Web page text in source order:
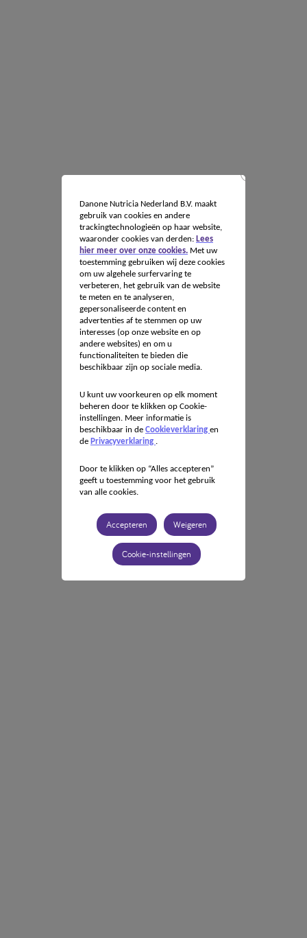
Danone Nutricia Nederland B.V. maakt
gebruik van cookies en andere
trackingtechnologieën op haar website,
waaronder cookies van derden: Lees
hier meer over onze cookies.Met uw
toestemming gebruiken wij deze cookies
om uw algehele surfervaring te
verbeteren, het gebruik van de website
te meten en te analyseren,
gepersonaliseerde content en
advertenties af te stemmen op uw
interesses (op onze website en op
andere websites) en om u
functionaliteiten te bieden die
beschikbaar zijn op sociale media.
U kunt uw voorkeuren op elk moment
beheren door te klikken op Cookie-
instellingen. Meer informatie is
beschikbaar in de Cookieverklaring en
de Privacyverklaring .
Door te klikken op “Alles accepteren”
geeft u toestemming voor het gebruik
van alle cookies.
Accepteren Weigeren
Cookie-instellingen